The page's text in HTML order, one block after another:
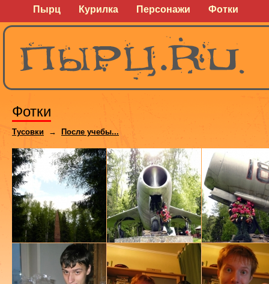
Пырц Курилка Персонажи Фотки
Фотки
Тусовки → После учебы...